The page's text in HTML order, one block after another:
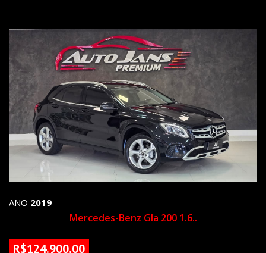
ANO 2019
Mercedes-Benz Gla 200 1.6..
R$124.900,00